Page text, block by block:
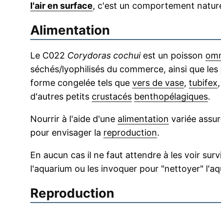
l'air en surface, c'est un comportement
Alimentation
Le C022 Corydoras cochuiest un poisson
séchés/lyophilisés du commerce, ainsi que
forme congelée tels que vers de vase, tubifex,
d'autres petits crustacés benthopélagiques.
Nourrir à l'aide d'une alimentation variée
pour envisager la reproduction.
En aucun cas il ne faut attendre à les voir
l'aquarium ou les invoquer pour "nettoyer"
Reproduction